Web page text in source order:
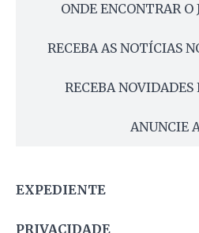
ONDE ENCONTRAR O
RECEBA AS NOTÍCIAS
RECEBA
ANUNCIE
EXPEDIENTE
PRIVACIDADE